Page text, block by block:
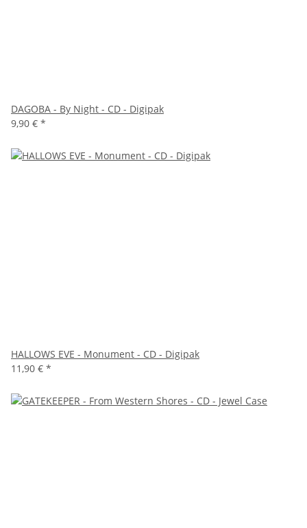
DAGOBA - By Night - CD - Digipak
9,90 € *
HALLOWS EVE - Monument - CD - Digipak
11,90 € *